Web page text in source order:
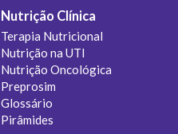
Nutrição Clínica
Terapia Nutricional
Nutrição na UTI
Nutrição Oncológica
Preprosim
Glossário
Pirâmides